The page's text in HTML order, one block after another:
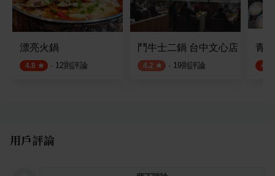
漂亮火鍋
4.8 · 12則評論
鬥牛士二鍋 台中文心店
4.2 · 19則評論
青
4.5
用戶評論